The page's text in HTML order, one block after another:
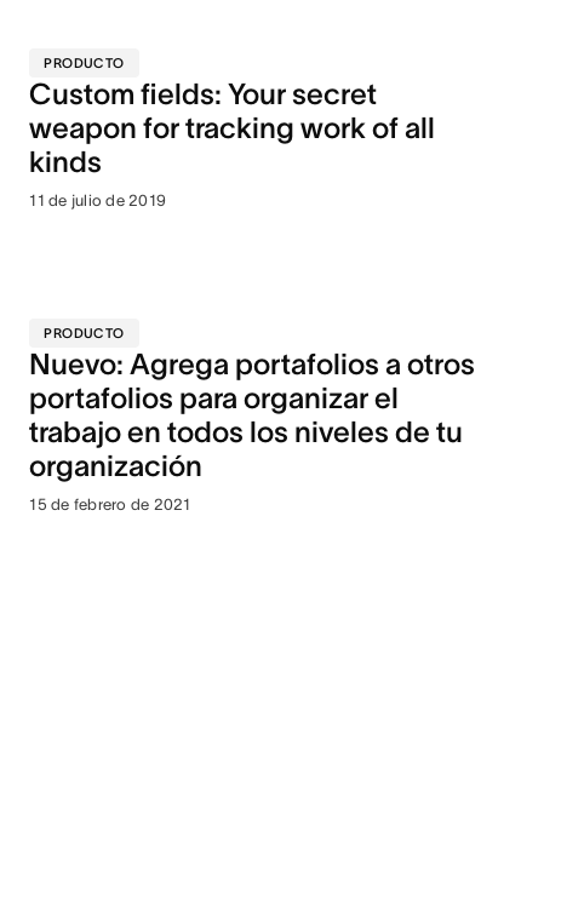
PRODUCTO
Custom fields: Your secret
weapon for tracking work of all
kinds
11 de julio de 2019
PRODUCTO
Nuevo: Agrega portafolios a otros
portafolios para organizar el
trabajo en todos los niveles de tu
organización
15 de febrero de 2021